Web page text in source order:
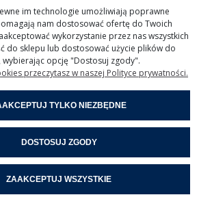
POMOC
INFORMACJE
POMOC ZDALNA
im technologie umożliwiają poprawne
nam dostosować ofertę do Twoich
wykorzystanie przez nas wszystkich
do sklepu lub dostosować użycie plików do
opcję "Dostosuj zgody".
przeczytasz w naszej Polityce prywatności.
TYLKO NIEZBĘDNE
DOSTOSUJ ZGODY
ZAAKCEPTUJ WSZYSTKIE